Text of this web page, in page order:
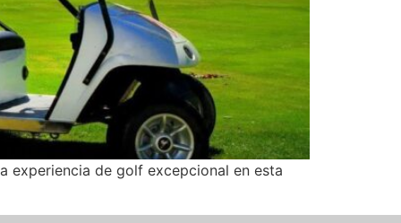
experiencia de golf excepcional en esta